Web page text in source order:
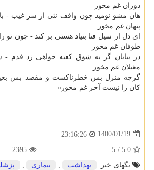
دوران غم مخور
هان مشو نومید چون واقف نئی از سر غیب -
پنهان غم مخور
ای دل ار سیل فنا بنیاد هستی بر کند - چون تو
طوفان غم مخور
در بیابان گر به شوق کعبه خواهی زد قدم -
مغیلان غم مخور
گرچه منزل بس خطرناکست و مقصد بس
کان را نیست آخر غم مخور»
1400/01/19
23:16:26
5.0
/
5
2395
تگهای خبر:
بهداشت , بیماری ,